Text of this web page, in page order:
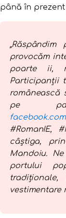
până în prezent
„
provocăm
poarte ii,
Participanții
românească
pe
#RomanIE,
câștiga, prin
Mandoiu.
portului
tradiționale,
vestimentare